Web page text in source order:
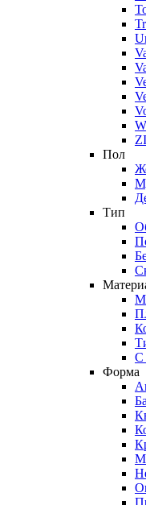
Пол
Тип
С
Форма